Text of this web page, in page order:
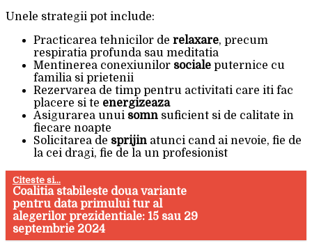
Unele strategii pot include:
Practicarea tehnicilor de relaxare, precum
respiratia profunda sau meditatia
Mentinerea conexiunilor sociale puternice cu
familia si prietenii
Rezervarea de timp pentru activitati care iti fac
placere si te energizeaza
Asigurarea unui somn suficient si de calitate in
fiecare noapte
Solicitarea de sprijin atunci cand ai nevoie, fie de
la cei dragi, fie de la un profesionist
Citeste si...
Coalitia stabileste doua variante
pentru data primului tur al
alegerilor prezidentiale: 15 sau 29
septembrie 2024